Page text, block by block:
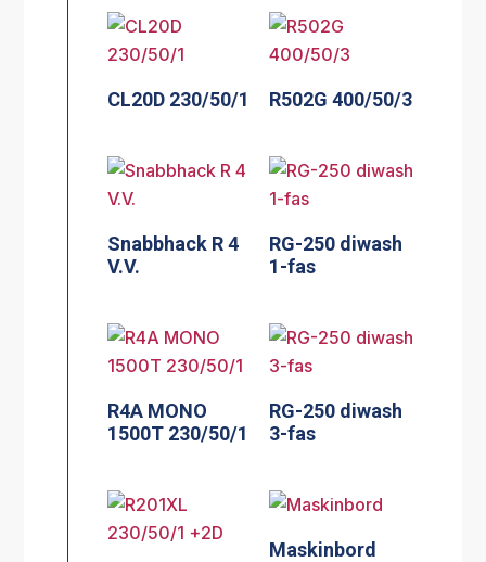
CL20D 230/50/1 R502G 400/50/3
Snabbhack R 4
V.V.
RG-250 diwash
1-fas
R4A MONO
1500T 230/50/1
RG-250 diwash
3-fas
Maskinbord